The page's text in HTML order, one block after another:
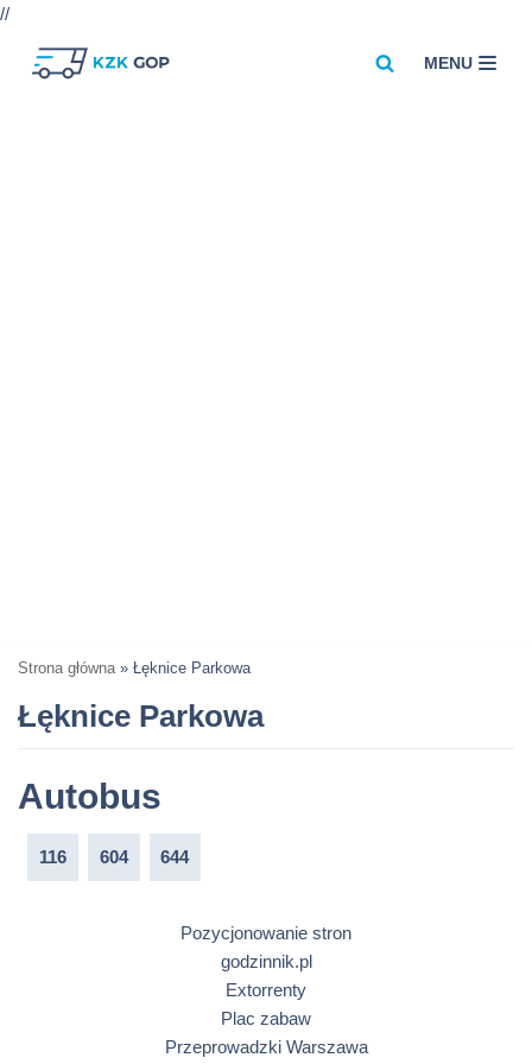
//
MENU
Strona główna » Łęknice Parkowa
Łęknice Parkowa
Autobus
116 604 644
Pozycjonowanie stron
godzinnik.pl
Extorrenty
Plac zabaw
Przeprowadzki Warszawa